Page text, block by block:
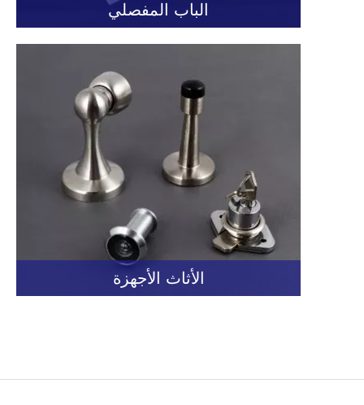
الباب المفصلي
الأثاث الأجهزة